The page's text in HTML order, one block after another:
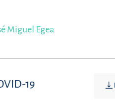
Miguel Egea
19